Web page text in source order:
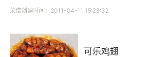
菜谱创建时间：2011-04-11 15:23:32
可乐鸡翅